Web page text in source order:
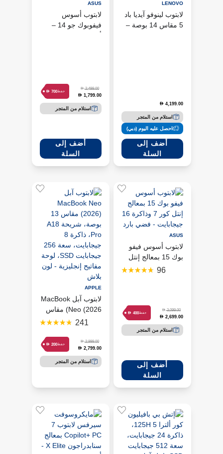
LENOVO
لابتوب لينوفو آيديا باد
5 مقاس 14 بوصة –
D 4,199.00
استلام من المتجر
احصل عليه اليوم (دبي)
أضف إلى
السلة
ASUS
لابتوب أسوس
فيفوبوك جو 14 –
D2,499.00
D 1,799.00
حفظ D 700
استلام من المتجر
أضف إلى
السلة
ASUS
لابتوب أسوس فيفو
بوك 15 بمعالج إنتل
كور 7 وذاكرة 16
96
D3,099.00
D 2,699.00
حفظ D 400
استلام من المتجر
أضف إلى
السلة
APPLE
لابتوب آبل MacBook
Neo (2026) مقاس
13 بوصة، شريحة
جيجابايت، سعة 256
جيجابايت SSD، لوحة
مفاتيح إنجليزية - لون
241
D2,999.00
D 2,799.00
حفظ D 200
استلام من المتجر